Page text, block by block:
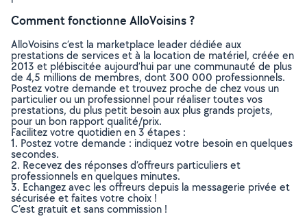
Comment fonctionne AlloVoisins ?
AlloVoisins c’est la marketplace leader dédiée aux
prestations de services et à la location de matériel, créée en
2013 et plébiscitée aujourd’hui par une communauté de plus
de 4,5 millions de membres, dont 300 000 professionnels.
Postez votre demande et trouvez proche de chez vous un
particulier ou un professionnel pour réaliser toutes vos
prestations, du plus petit besoin aux plus grands projets,
pour un bon rapport qualité/prix.
Facilitez votre quotidien en 3 étapes :
1. Postez votre demande : indiquez votre besoin en quelques
secondes.
2. Recevez des réponses d’offreurs particuliers et
professionnels en quelques minutes.
3. Echangez avec les offreurs depuis la messagerie privée et
sécurisée et faites votre choix !
C’est gratuit et sans commission !